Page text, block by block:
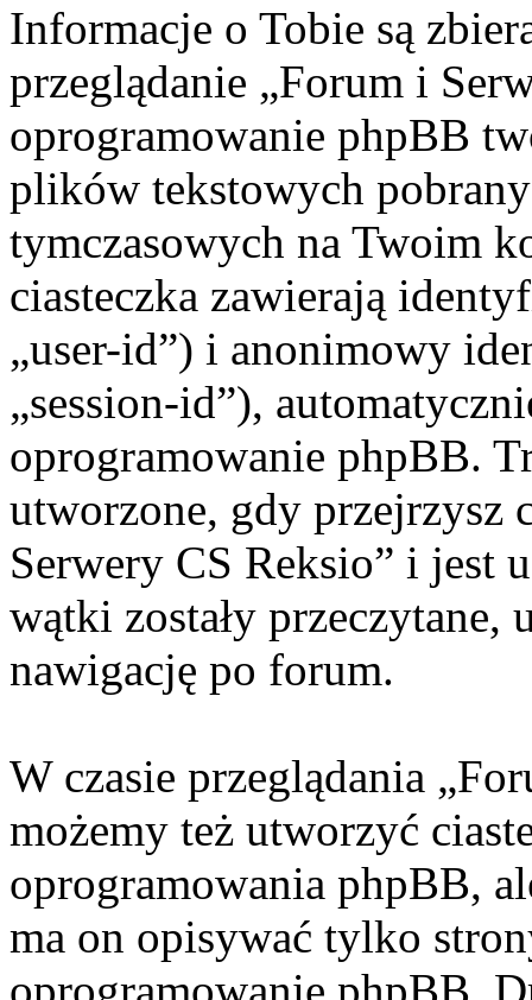
Informacje o Tobie są
przeglądanie „Forum i
oprogramowanie phpBB
plików tekstowych
tymczasowych na Twoim
ciasteczka zawierają
„user-id”) i anonimowy
„session-id”),
oprogramowanie phpBB.
utworzone, gdy przejrzysz
Serwery CS Reksio” i jest
wątki zostały przeczytane,
nawigację po forum.
W czasie przeglądania
możemy też utworzyć
oprogramowania phpBB,
ma on opisywać tylko
oprogramowanie phpBB.